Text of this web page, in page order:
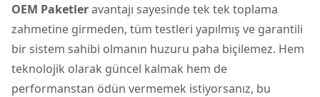
OEM Paketleravantajı sayesinde tek tek toplama
zahmetine girmeden, tüm testleri yapılmış ve garantili
bir sistem sahibi olmanın huzuru paha biçilemez. Hem
teknolojik olarak güncel kalmak hem de
performanstan ödün vermemek istiyorsanız, bu